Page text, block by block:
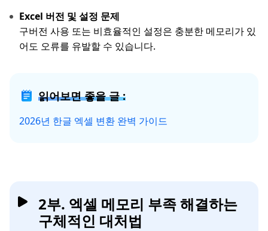
Excel 버전 및 설정 문제
구버전 사용 또는 비효율적인 설정은 충분한 메모리가 있
어도 오류를 유발할 수 있습니다.
읽어보면 좋을 글 :
2026년 한글 엑셀 변환 완벽 가이드
2부. 엑셀 메모리 부족 해결하는
구체적인 대처법